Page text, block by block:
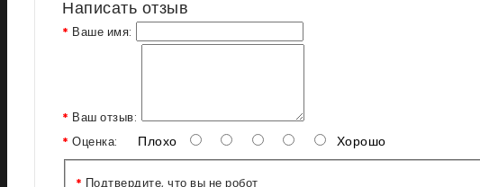
Написать отзыв
Ваше имя:
Ваш отзыв:
Оценка:
Плохо Хорошо
Подтвердите, что вы не робот